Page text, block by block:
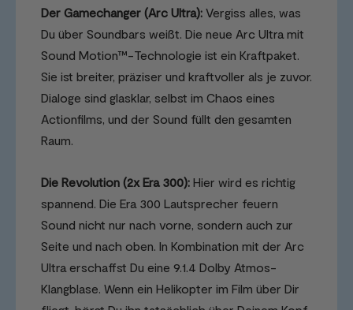
Der Gamechanger (Arc Ultra): Vergiss alles, was
Du über Soundbars weißt. Die neue Arc Ultra mit
Sound Motion™-Technologie ist ein Kraftpaket.
Sie ist breiter, präziser und kraftvoller als je zuvor.
Dialoge sind glasklar, selbst im Chaos eines
Actionfilms, und der Sound füllt den gesamten
Raum.
Die Revolution (2x Era 300): Hier wird es richtig
spannend. Die Era 300 Lautsprecher feuern
Sound nicht nur nach vorne, sondern auch zur
Seite und nach oben. In Kombination mit der Arc
Ultra erschaffst Du eine 9.1.4 Dolby Atmos-
Klangblase. Wenn ein Helikopter im Film über Dir